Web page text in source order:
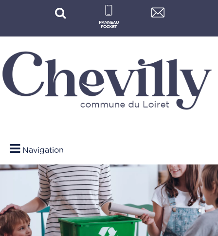
Navigation